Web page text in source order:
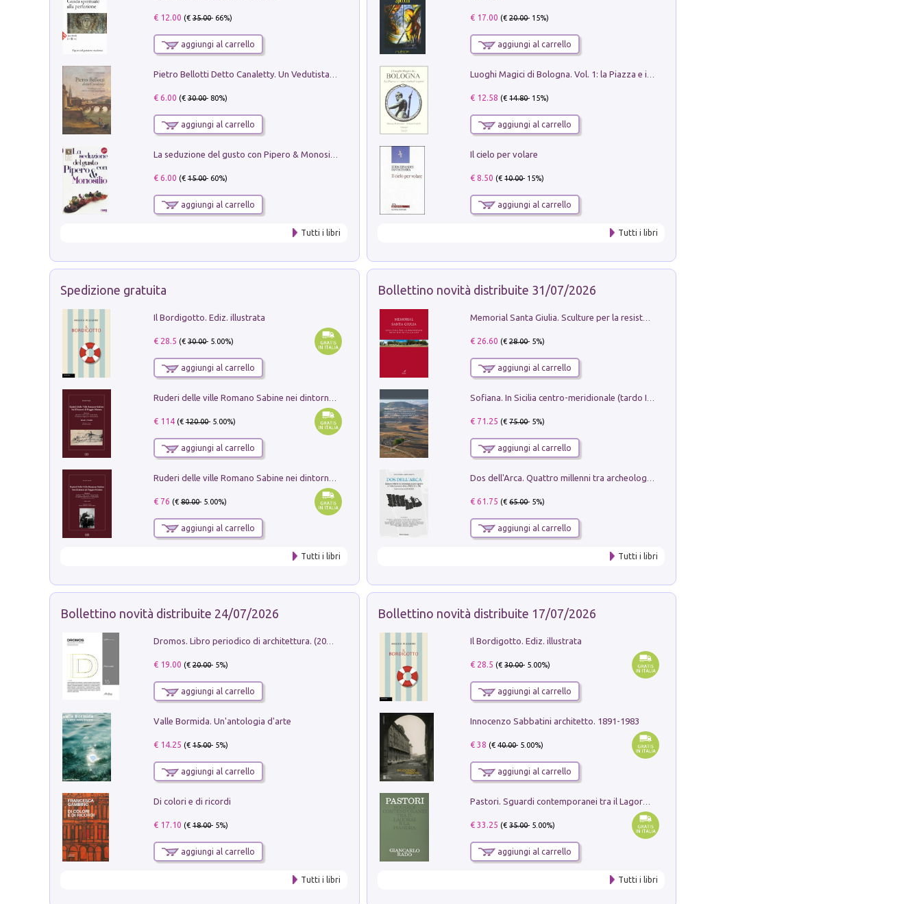
€ 12.00 (€35.00- 66%)
aggiungi al carrello
€ 6.00 (€30.00- 80%)
aggiungi al carrello
€ 6.00 (€15.00- 60%)
aggiungi al carrello
Tutti i libri
€ 17.00 (€20.00- 15%)
aggiungi al carrello
€ 12.58 (€14.80- 15%)
aggiungi al carrello
Il cielo per volare
€ 8.50 (€10.00- 15%)
aggiungi al carrello
Tutti i libri
Spedizione gratuita
Il Bordigotto. Ediz. illustrata
€ 28.5 (€30.00- 5.00%)
aggiungi al carrello
€ 114(€120.00- 5.00%)
aggiungi al carrello
€ 76 (€80.00- 5.00%)
aggiungi al carrello
Tutti i libri
Bollettino novità distribuite 31/07/2026
€ 26.60 (€28.00- 5%)
aggiungi al carrello
€ 71.25 (€75.00- 5%)
aggiungi al carrello
€ 61.75 (€65.00- 5%)
aggiungi al carrello
Tutti i libri
Bollettino novità distribuite 24/07/2026
Dromos. Libro periodico di architettura. (2026). Vol. 15: Post-model
€ 19.00 (€20.00- 5%)
aggiungi al carrello
Valle Bormida. Un'antologia d'arte
€ 14.25 (€15.00- 5%)
aggiungi al carrello
Di colori e di ricordi
€ 17.10 (€18.00- 5%)
aggiungi al carrello
Tutti i libri
Bollettino novità distribuite 17/07/2026
Il Bordigotto. Ediz. illustrata
€ 28.5 (€30.00- 5.00%)
aggiungi al carrello
Innocenzo Sabbatini architetto. 1891-1983
€ 38 (€40.00- 5.00%)
aggiungi al carrello
€ 33.25 (€35.00- 5.00%)
aggiungi al carrello
Tutti i libri